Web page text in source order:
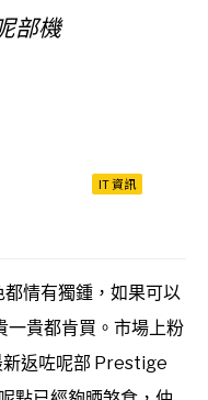
部機
IT 資訊
情有獨鍾，如果可以
一貴都肯買。市場上粉
新返咗呢部 Prestige